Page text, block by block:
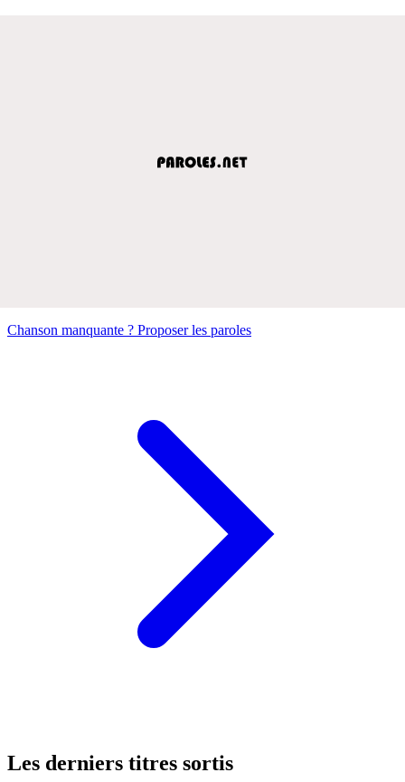
Chanson manquante ? Proposer les paroles
Les derniers titres sortis